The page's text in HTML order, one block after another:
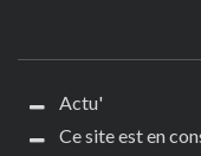
Actu'
Ce site est en